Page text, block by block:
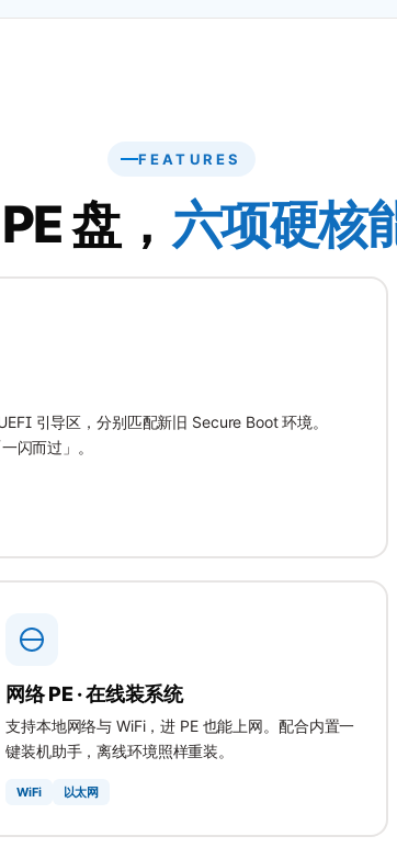
FEATURES
盘， 六项硬核
引导区，分别匹配新旧 Secure Boot 环境。
闪而过」。
网络 PE · 在线装系统
支持本地网络与 WiFi，进 PE 也能上网。配合内置一
键装机助手，离线环境照样重装。
WiFi 以太网